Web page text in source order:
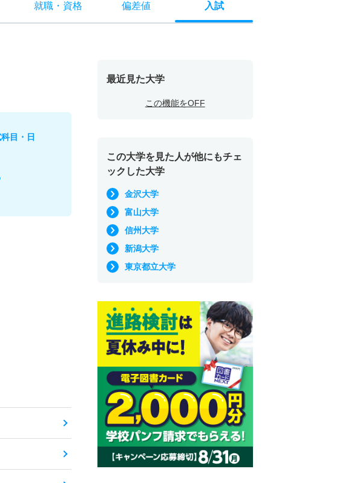
就職・ 資格 偏差値 入試
目・日
最近見た大学
この機能をOFF
この大学を見た人が他にもチェ
ックした大学
金沢大学
富山大学
信州大学
新潟大学
東京都立大学